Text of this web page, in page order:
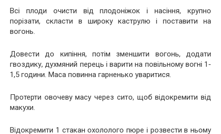
Всі плоди очисти від плодоніжок і насіння, крупно
порізати, скласти в широку каструлю і поставити на
вогонь.
Довести до кипіння, потім зменшити вогонь, додати
гвоздику, духмяний перець і варити на повільному вогні 1-
1,5 години. Маса повинна гарненько уваритися.
Протерти овочеву масу через сито, щоб відокремити від
макухи.
Відокремити 1 стакан охололого пюре і розвести в ньому